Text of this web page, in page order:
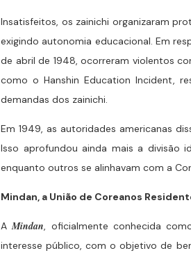
Insatisfeitos, os zainichi organizaram
exigindo autonomia educacional. Em
de abril de 1948, ocorreram violentos
como o Hanshin Education Incident,
demandas dos zainichi.
Em 1949, as autoridades americanas
Isso aprofundou ainda mais a divisão
enquanto outros se alinhavam com a
Mindan, a União de Coreanos
AMindan, oficialmente conhecida
interesse público, com o objetivo de